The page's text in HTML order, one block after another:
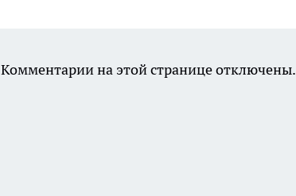
Комментарии на этой странице отключены.